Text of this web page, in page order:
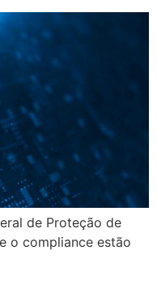
de Proteção de
o compliance estão